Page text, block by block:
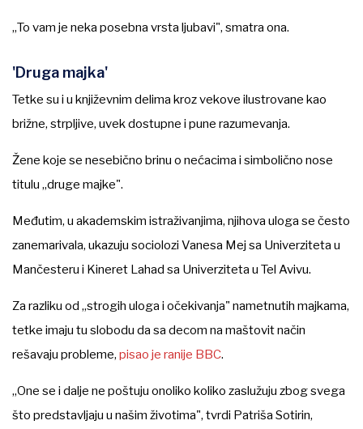
„To vam je neka posebna vrsta ljubavi", smatra ona.
'Druga majka'
Tetke su i u književnim delima kroz vekove ilustrovane kao
brižne, strpljive, uvek dostupne i pune razumevanja.
Žene koje se nesebično brinu o nećacima i simbolično nose
titulu „druge majke".
Međutim, u akademskim istraživanjima, njihova uloga se često
zanemarivala, ukazuju sociolozi Vanesa Mej sa Univerziteta u
Mančesteru i Kineret Lahad sa Univerziteta u Tel Avivu.
Za razliku od „strogih uloga i očekivanja" nametnutih majkama,
tetke imaju tu slobodu da sa decom na maštovit način
rešavaju probleme, pisao je ranije BBC.
„One se i dalje ne poštuju onoliko koliko zaslužuju zbog svega
što predstavljaju u našim životima", tvrdi Patriša Sotirin,